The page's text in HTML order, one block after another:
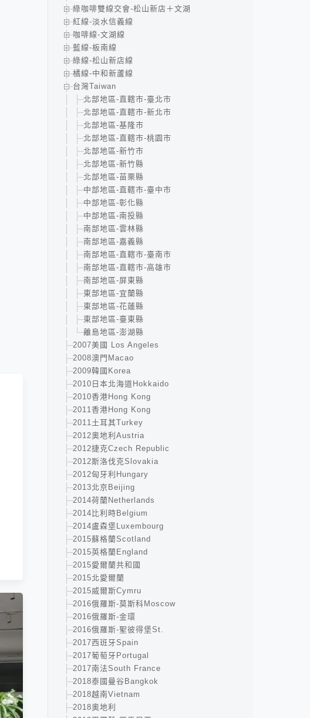
綠咖啡雙線交會-松山新店＋文湖
紅線-淡水信義線
咖啡線-文湖線
藍線-板南線
綠線-松山新店線
橘線-中和新蘆線
台灣Taiwan
北部地區-直轄市-臺北市
北部地區-直轄市-新北市
北部地區-基隆市
北部地區-直轄市-桃園市
北部地區-新竹市
北部地區-新竹縣
北部地區-苗栗縣
中部地區-直轄市-臺中市
中部地區-彰化縣
中部地區-南投縣
南部地區-雲林縣
南部地區-嘉義縣
南部地區-直轄市-臺南市
南部地區-直轄市-高雄市
南部地區-屏東縣
東部地區-宜蘭縣
東部地區-花蓮縣
東部地區-臺東縣
離島地區-澎湖縣
2007美國 Los Angeles
2008澳門Macao
2009韓國Korea
2010日本北海道Hokkaido
2010香港Hong Kong
2011香港Hong Kong
2011土耳其Turkey
2012奧地利Austria
2012捷克Czech Republic
2012斯洛伐克Slovakia
2012匈牙利Hungary
2013北京Beijing
2014荷蘭Netherlands
2014比利時Belgium
2014盧森堡Luxembourg
2015蘇格蘭Scotland
2015英格蘭England
2015愛爾蘭共和國
2015北愛爾蘭
2015威爾斯Cymru
2016俄羅斯-莫斯科Moscow
2016俄羅斯-金環
2016俄羅斯-聖彼得堡St.
2017西班牙Spain
2017葡萄牙Portugal
2017南法South France
2018泰國曼谷Bangkok
2018越南Vietnam
2018奧地利